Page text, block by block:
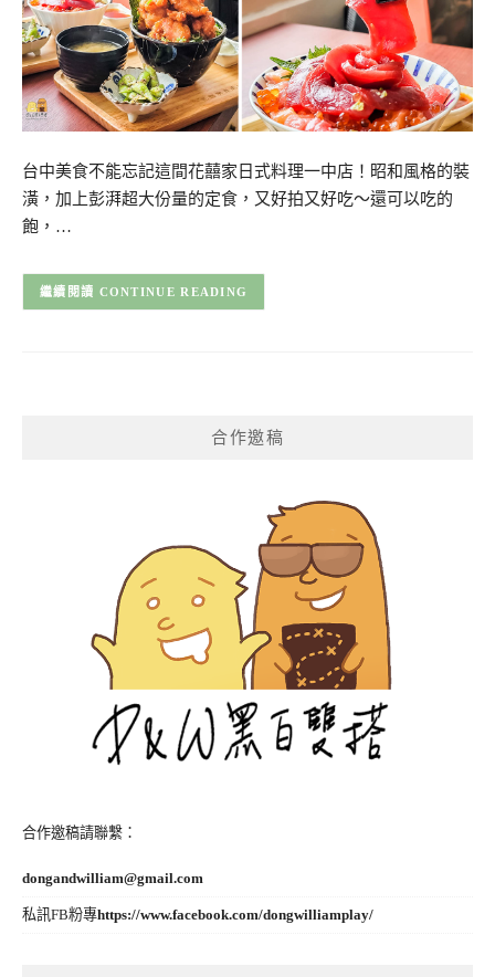
台中美食不能忘記這間花囍家日式料理一中店！昭和風格的裝
潢，加上彭湃超大份量的定食，又好拍又好吃～還可以吃的
飽，…
CONTINUE READING
合作邀稿
合作邀稿請聯繫：
dongandwilliam@gmail.com
私訊FB粉專https://www.facebook.com/dongwilliamplay/